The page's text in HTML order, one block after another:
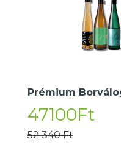
Prémium
47100Ft
52 340 Ft